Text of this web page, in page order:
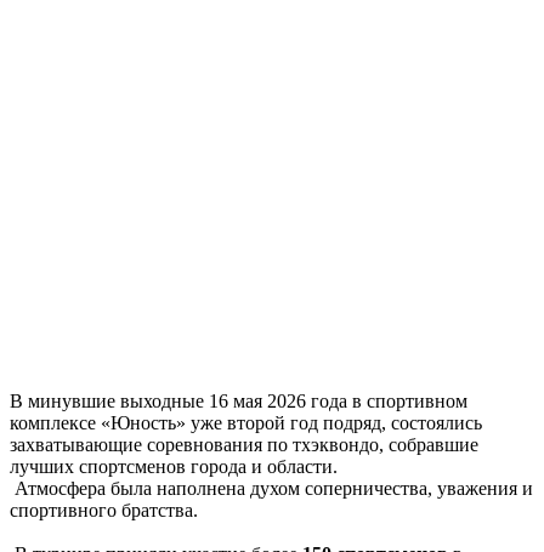
В минувшие выходные 16 мая 2026 года в спортивном
комплексе «Юность» уже второй год подряд, состоялись
захватывающие соревнования по тхэквондо, собравшие
лучших спортсменов города и области.
Атмосфера была наполнена духом соперничества, уважения и
спортивного братства.